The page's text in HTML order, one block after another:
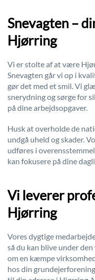
Snevagten –
Hjørring
Vi er stolte af at være
Snevagten går vi op i
gør det med et smil. Vi
snerydning og sørge for
på dine arbejdsopgaver.
Husk at overholde de
undgå uheld og skader.
udføres i
kan fokusere på dine
Vi leverer
Hjørring
Vores dygtige
så du kan blive under
om en kæmpe
hos din